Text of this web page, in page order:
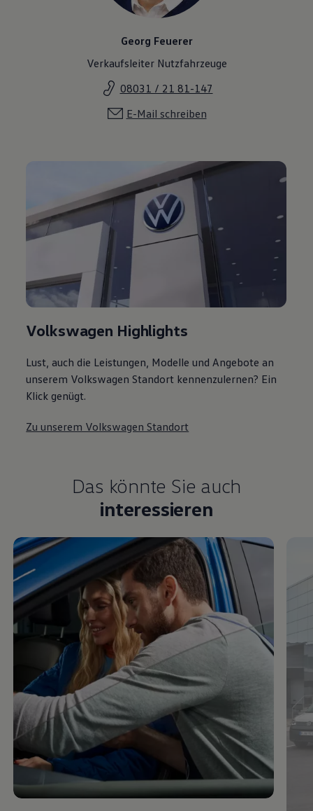
Georg Feuerer
Verkaufsleiter Nutzfahrzeuge
08031 / 21 81-147
E-Mail schreiben
Volkswagen Highlights
Lust, auch die Leistungen, Modelle und Angebote an
unserem Volkswagen Standort kennenzulernen? Ein
Klick genügt.
Zu unserem Volkswagen Standort
Das könnte Sie auch
interessieren